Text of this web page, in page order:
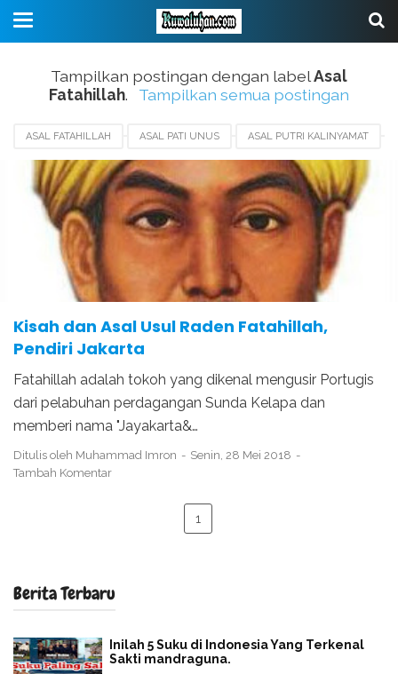
Tampilkan postingan dengan labelAsal
Fatahillah. Tampilkan semua postingan
ASAL FATAHILLAH ASAL PATI UNUS ASAL PUTRI KALINYAMAT
ASAL SULTAN TRENGGONO ASAL USUL RADEN PATAH
BIOGRAFI FATAHILLAH PERJUANGAN FATAHILLAH
SEJARAH FATAHILLAH WAFATNYA FATAHILLAH
Kisah dan Asal Usul Raden Fatahillah,
Pendiri Jakarta
Fatahillah adalah tokoh yang dikenal mengusir Portugis
dari pelabuhan perdagangan Sunda Kelapa dan
memberi nama "Jayakarta&…
Ditulis oleh Muhammad Imron
Senin, 28 Mei 2018
Tambah Komentar
1
Berita Terbaru
Inilah 5 Suku di Indonesia Yang Terkenal
Sakti mandraguna.